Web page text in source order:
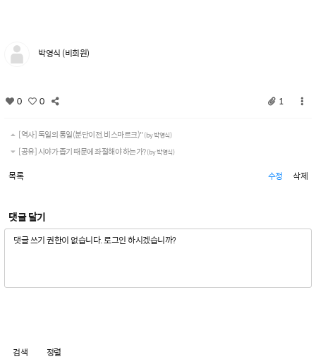
박영식 (비회원)
0 0 1
[역사] 독일의 통일(분단이전, 비스마르크)" (by 박영식)
[공유] 시야가 좁기 때문에 좌절해야 하는가?(by 박영식)
목록 수정 삭제
댓글 달기
검색 정렬